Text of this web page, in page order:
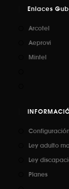
Enlaces
Arcotel
Aeprovi
Mintel
Ley adulto
Ley
Planes